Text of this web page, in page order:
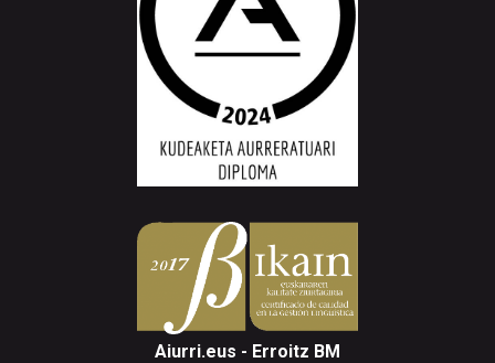
Aiurri.eus - Erroitz BM